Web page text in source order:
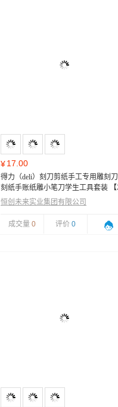
¥17.00
得力（deli）刻刀剪纸手工专用雕刻
刻纸手账纸雕小笔刀学生工具套装
色款】带10片原装刀片
恒创未来实业集团有限公司
成交量 0 评价 0